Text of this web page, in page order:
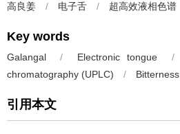
高良姜 / 电子舌 / 超高效液相色谱
Key words
Galangal / Electronic tongue /
chromatography (UPLC)
/ Bitterness
引用本文